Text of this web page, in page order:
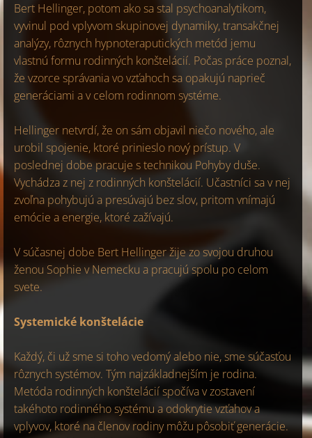
Bert Hellinger, potom ako sa stal psychoanalytikom,
vyvinul pod vplyvom skupinovej dynamiky, transakčnej
analýzy, rôznych hypnoteraputických metód jemu
vlastnú formu rodinných konštelácií. Počas práce poznal,
že vzorce správania vo vzťahoch sa opakujú naprieč
generáciami a v celom rodinnom systéme.
Hellinger netvrdí, že on sám objavil niečo nového, ale
urobil spojenie, ktoré prinieslo nový prístup. V
poslednej dobe pracuje s technikou Pohyby duše.
Vychádza z nej z rodinných konštelácií. Učastníci sa v nej
zvoľna pohybujú a presúvajú bez slov, pritom vnímajú
emócie a energie, ktoré zažívajú.
V súčasnej dobe Bert Hellinger žije zo svojou druhou
ženou Sophie v Nemecku a pracujú spolu po celom
svete.
Systemické konštelácie
Každý, či už sme si toho vedomý alebo nie, sme súčasťou
rôznych systémov. Tým najzákladnejším je rodina.
Metóda rodinných konštelácií spočíva v zostavení
takéhoto rodinného systému a odokrytie vzťahov a
vplyvov, ktoré na členov rodiny môžu pôsobiť generácie.